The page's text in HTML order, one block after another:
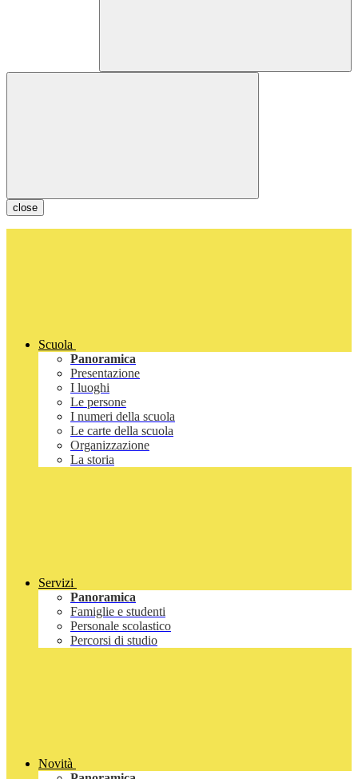
close
Scuola
Panoramica
Presentazione
I luoghi
Le persone
I numeri della scuola
Le carte della scuola
Organizzazione
La storia
Servizi
Panoramica
Famiglie e studenti
Personale scolastico
Percorsi di studio
Novità